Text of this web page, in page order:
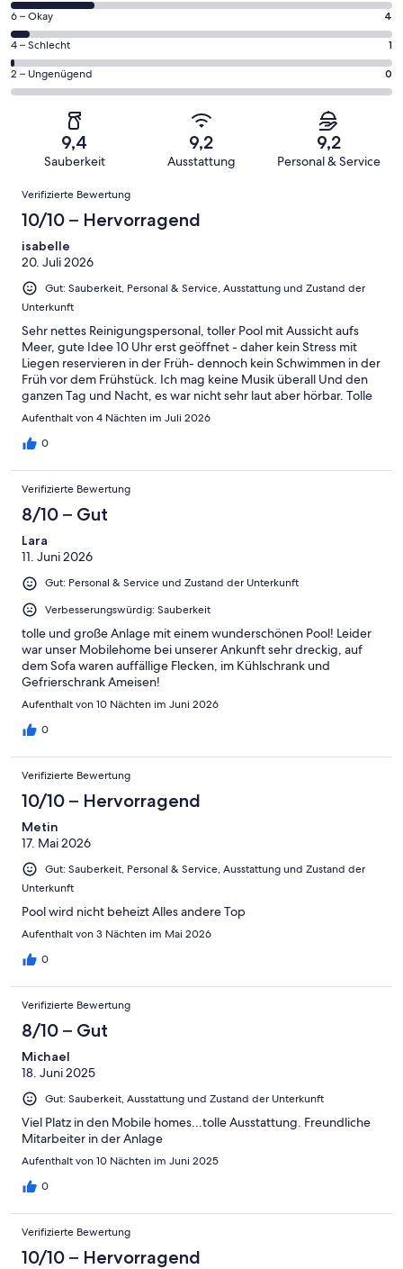
76
Gästebewertungen
haben
eine
Bewertung
Hervorragend
von
insgesamt
76
Gästebewertungen
haben
Bewertung
Gut
4
von
insgesamt
76
Gästebewertungen
Bewertung
Okay
6 – Okay 4
1
von
insgesamt
Gästebewertungen
von
Schlecht
4 – Schlecht 1
0
von
insgesamt
Gästebewertungen
haben
eine
Bewertung
von
Ungenügend
2 – Ungenügend 0
9,4
Sauberkeit
9,2
Ausstattung
9,2
Personal & Service
Bewertungen
Verifizierte Bewertung
10/10 – Hervorragend
isabelle
20. Juli 2026
Gut: Sauberkeit, Personal & Service, Ausstattung und Zustand der
Unterkunft
Sehr nettes Reinigungspersonal, toller Pool mit Aussicht aufs
Meer, gute Idee 10 Uhr erst geöffnet - daher kein Stress mit
Liegen reservieren in der Früh- dennoch kein Schwimmen in der
Früh vor dem Frühstück. Ich mag keine Musik überall Und den
ganzen Tag und Nacht, es war nicht sehr laut aber hörbar. Tolle
Grillplätze, Supermarkt
Aufenthalt von 4 Nächten im Juli 2026
0
Verifizierte Bewertung
8/10 – Gut
Lara
11. Juni 2026
Gut: Personal & Service und Zustand der Unterkunft
Verbesserungswürdig: Sauberkeit
tolle und große Anlage mit einem wunderschönen Pool! Leider
war unser Mobilehome bei unserer Ankunft sehr dreckig, auf
dem Sofa waren auffällige Flecken, im Kühlschrank und
Gefrierschrank Ameisen!
Aufenthalt von 10 Nächten im Juni 2026
0
Verifizierte Bewertung
10/10 – Hervorragend
Metin
17. Mai 2026
Gut: Sauberkeit, Personal & Service, Ausstattung und Zustand der
Unterkunft
Pool wird nicht beheizt Alles andere Top
Aufenthalt von 3 Nächten im Mai 2026
0
Verifizierte Bewertung
8/10 – Gut
Michael
18. Juni 2025
Gut: Sauberkeit, Ausstattung und Zustand der Unterkunft
Viel Platz in den Mobile homes...tolle Ausstattung. Freundliche
Mitarbeiter in der Anlage
Aufenthalt von 10 Nächten im Juni 2025
0
Verifizierte Bewertung
10/10 – Hervorragend